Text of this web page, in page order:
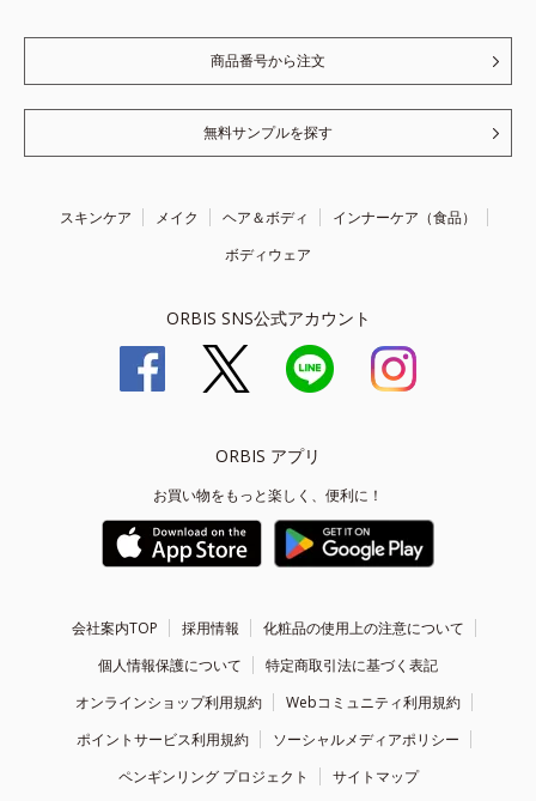
商品番号から注文
無料サンプルを探す
スキンケア メイク ヘア＆ボディ
インナーケア（食品）
ボディウェア
ORBIS SNS公式アカウント
ORBIS アプリ
お買い物をもっと楽しく、便利に！
会社案内TOP 採用情報
化粧品の使用上の注意について
個人情報保護について
特定商取引法に基づく表記
オンラインショップ利用規約
Webコミュニティ利用規約
ポイントサービス利用規約
ソーシャルメディアポリシー
ペンギンリング プロジェクト
サイトマップ